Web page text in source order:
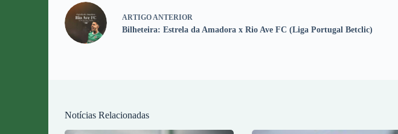
ARTIGO ANTERIOR
Bilheteira: Estrela da Amadora x Rio Ave FC (Liga Portugal Betclic)
Notícias Relacionadas